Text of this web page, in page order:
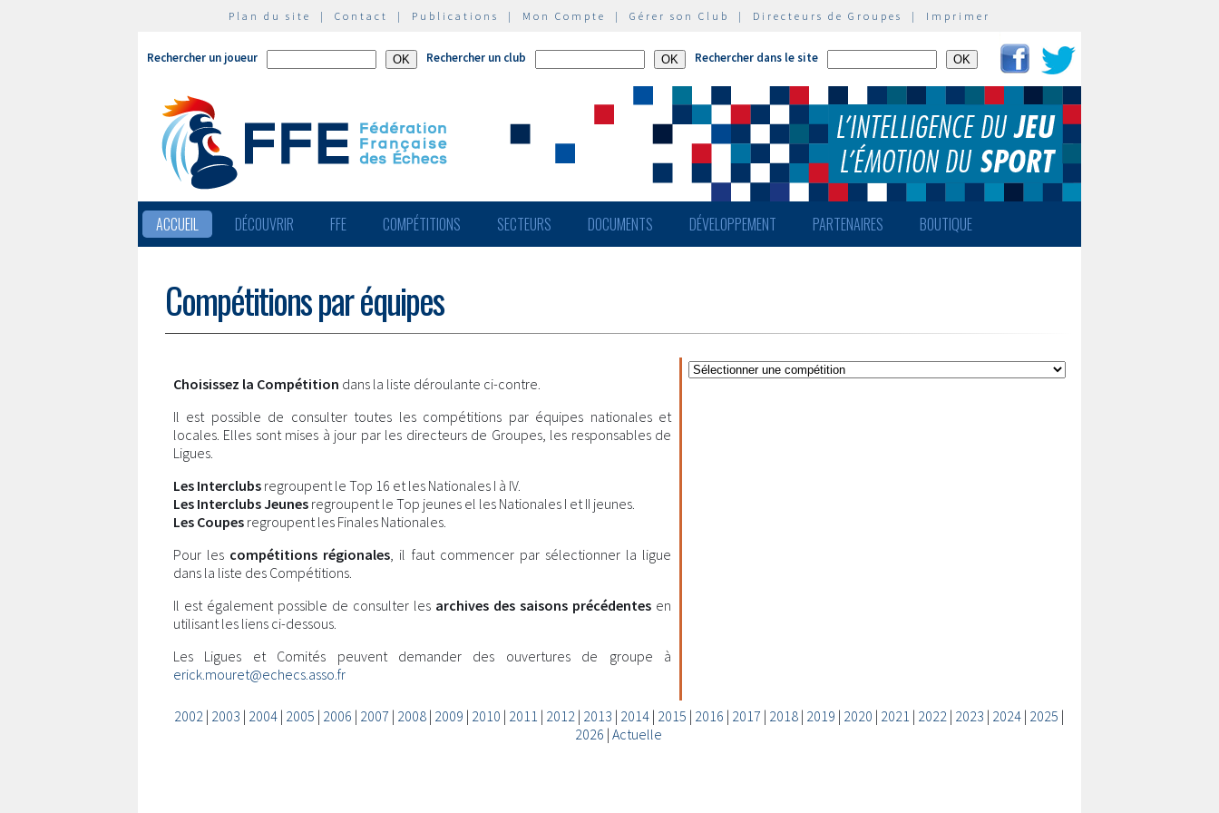
Plan du site | Contact | Publications | Mon Compte | Gérer son Club | Directeurs de Groupes | Imprimer
Rechercher un joueur Rechercher un club Rechercher dans le site
ACCUEIL DÉCOUVRIR FFE COMPÉTITIONS SECTEURS DOCUMENTS DÉVELOPPEMENT PARTENAIRES BOUTIQUE
Compétitions par équipes
Choisissez la Compétition dans la liste déroulante ci-contre.
Il est possible de consulter toutes les compétitions par équipes nationales et
locales. Elles sont mises à jour par les directeurs de Groupes, les responsables de
Ligues.
Les Interclubs regroupent le Top 16 et les Nationales I à IV.
Les Interclubs Jeunes regroupent le Top jeunes el les Nationales I et II jeunes.
Les Coupes regroupent les Finales Nationales.
Pour les compétitions régionales, il faut commencer par sélectionner la ligue
dans la liste des Compétitions.
Il est également possible de consulter les archives des saisons précédentes en
utilisant les liens ci-dessous.
Les Ligues et Comités peuvent demander des ouvertures de groupe à
erick.mouret@echecs.asso.fr
2002| 2003 | 2004| 2005 | 2006 | 2007 | 2008| 2009 | 2010 | 2011 | 2012| 2013 | 2014| 2015 | 2016 | 2017 | 2018| 2019 | 2020 | 2021 | 2022| 2023 | 2024| 2025 |
2026 | Actuelle